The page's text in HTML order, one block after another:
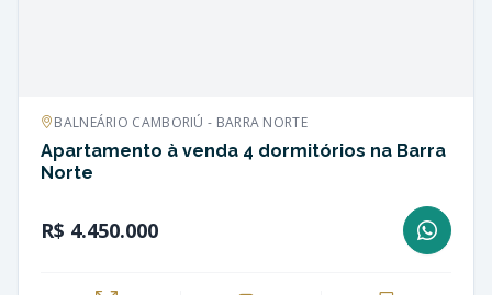
BALNEÁRIO CAMBORIÚ - BARRA NORTE
Apartamento à venda 4 dormitórios na Barra
Norte
R$ 4.450.000